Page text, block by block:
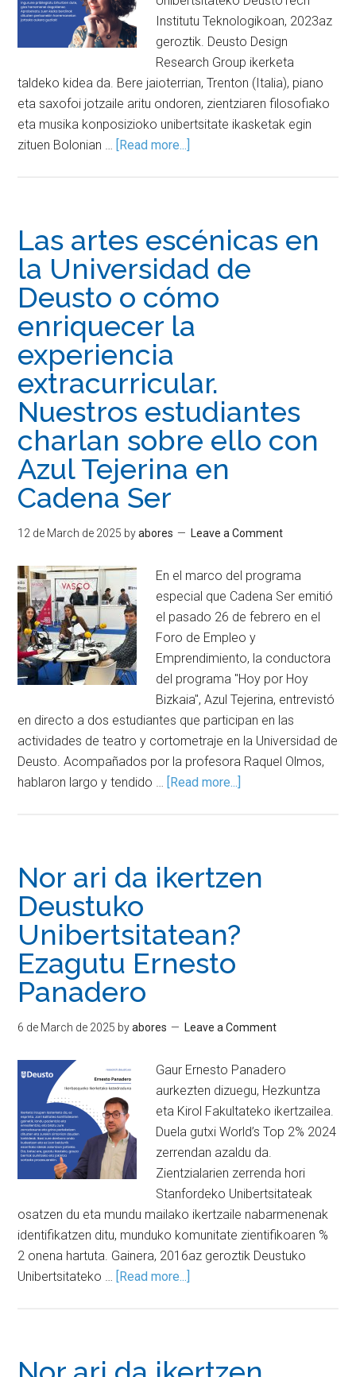
Institutu Teknologikoan, 2023az
geroztik. Deusto Design
Research Group ikerketa
taldeko kidea da. Bere jaioterrian, Trenton (Italia), piano
eta saxofoi jotzaile aritu ondoren, zientziaren filosofiako
eta musika konposizioko unibertsitate ikasketak egin
zituen Bolonian … [Read more...]
Las artes escénicas en
la Universidad de
Deusto o cómo
enriquecer la
experiencia
extracurricular.
Nuestros estudiantes
charlan sobre ello con
Azul Tejerina en
Cadena Ser
12 de March de 2025 byabores Leave a Comment
En el marco del programa
especial que Cadena Ser emitió
el pasado 26 de febrero en el
Foro de Empleo y
Emprendimiento, la conductora
del programa "Hoy por Hoy
Bizkaia", Azul Tejerina, entrevistó
en directo a dos estudiantes que participan en las
actividades de teatro y cortometraje en la Universidad de
Deusto. Acompañados por la profesora Raquel Olmos,
hablaron largo y tendido … [Read more...]
Nor ari da ikertzen
Deustuko
Unibertsitatean?
Ezagutu Ernesto
Panadero
6 de March de 2025 byabores Leave a Comment
Gaur Ernesto Panadero
aurkezten dizuegu, Hezkuntza
eta Kirol Fakultateko ikertzailea.
Duela gutxi World’s Top 2% 2024
zerrendan azaldu da.
Zientzialarien zerrenda hori
Stanfordeko Unibertsitateak
osatzen du eta mundu mailako ikertzaile nabarmenenak
identifikatzen ditu, munduko komunitate zientifikoaren %
2 onena hartuta. Gainera, 2016az geroztik Deustuko
Unibertsitateko … [Read more...]